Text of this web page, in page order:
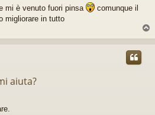
mi è venuto fuori pinsa
comunque il
migliorare in tutto
o
aiuta?